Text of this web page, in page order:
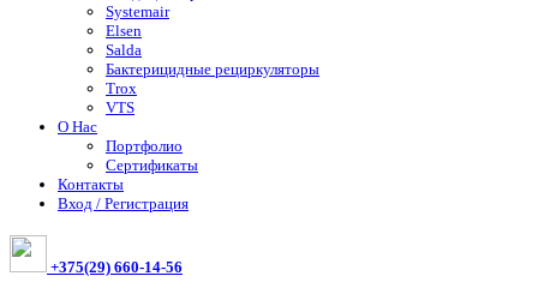
Systemair
Elsen
Salda
Бактерицидные рециркуляторы
Trox
VTS
О Нас
Портфолио
Сертификаты
Контакты
Вход / Регистрация
+375(29) 660-14-56